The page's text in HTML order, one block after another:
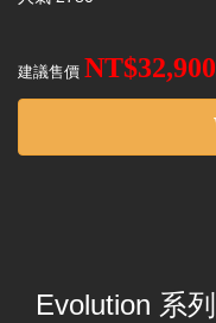
建議售價 NT$32,900
Evolution 系列